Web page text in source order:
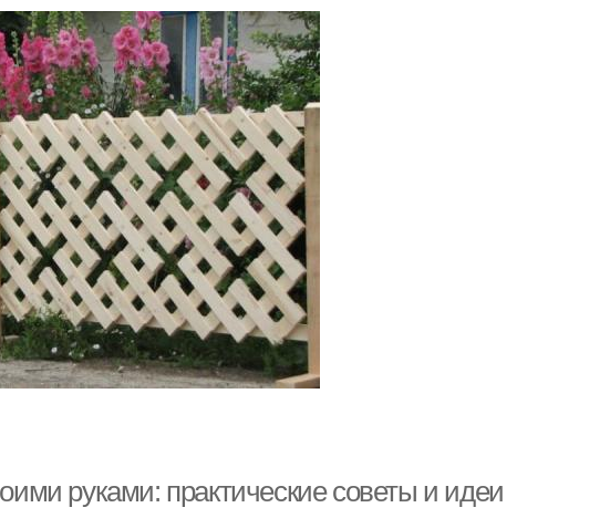
руками: практические советы и идеи